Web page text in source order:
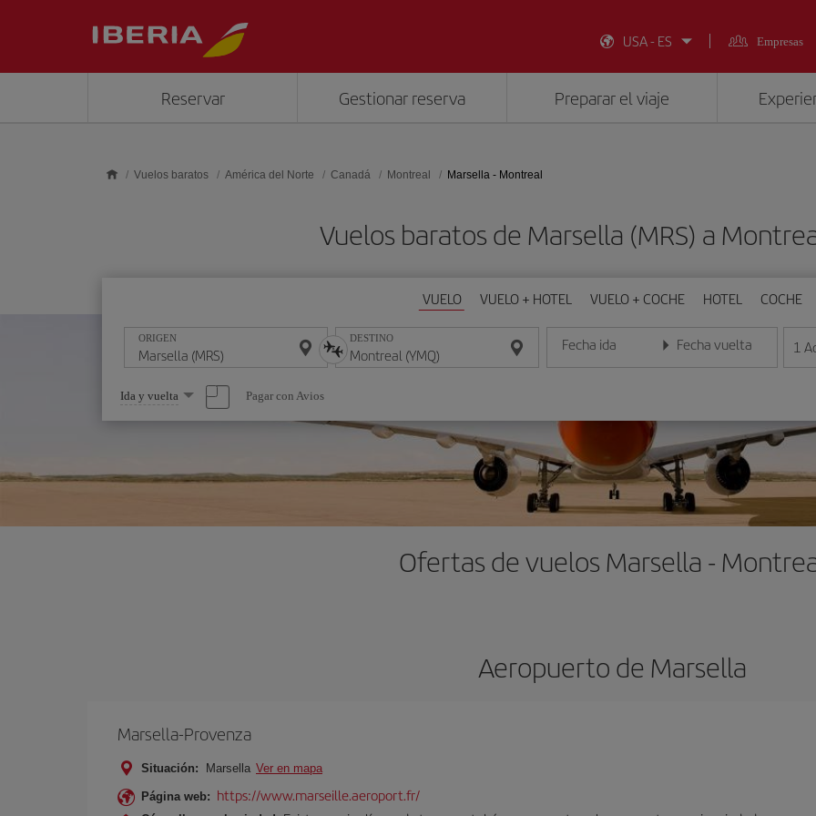
USA - ES
Empresas
Reservar Gestionar reserva Preparar el viaje
Vuelos baratos América del Norte Canadá Montreal Marsella - Montreal
Vuelos baratos de Marsella (MRS) a
VUELO VUELO + HOTEL VUELO + COCHE HOTEL COCHE
ORIGEN DESTINO Fecha ida
Introduce la fecha en formato día/mes/año
Fecha vuelta
Introduce la fecha en 1
Seleccione
una
opción
Ida y vuelta Pagar con Avios
Ofertas de vuelos Marsella -
Aeropuerto de Marsella
Marsella-Provenza
Situación: Marsella Ver en mapa
Página web: https://www.marseille.aeroport.fr/